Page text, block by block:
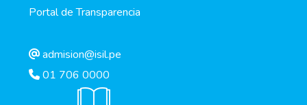
Portal de Transparencia
admision@isil.pe
01 706 0000